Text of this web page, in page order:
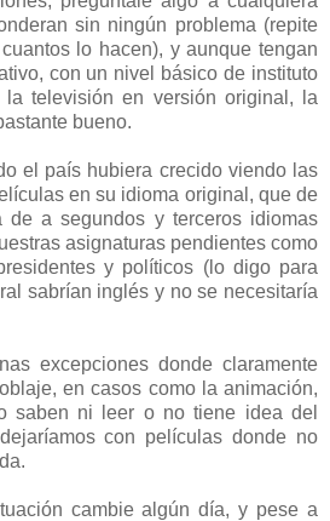
sin ningún problema (repite
lo hacen), y aunque tengan
con un nivel básico de instituto
televisión en versión original, la
bueno.
el país hubiera crecido viendo las
en su idioma original, que de
de a segundos y terceros idiomas
asignaturas pendientes como
y políticos (lo digo para
sabrían inglés y no se necesitaría
excepciones donde claramente
en casos como la animación,
saben ni leer o no tiene idea del
con películas donde no
cambie algún día, y pese a